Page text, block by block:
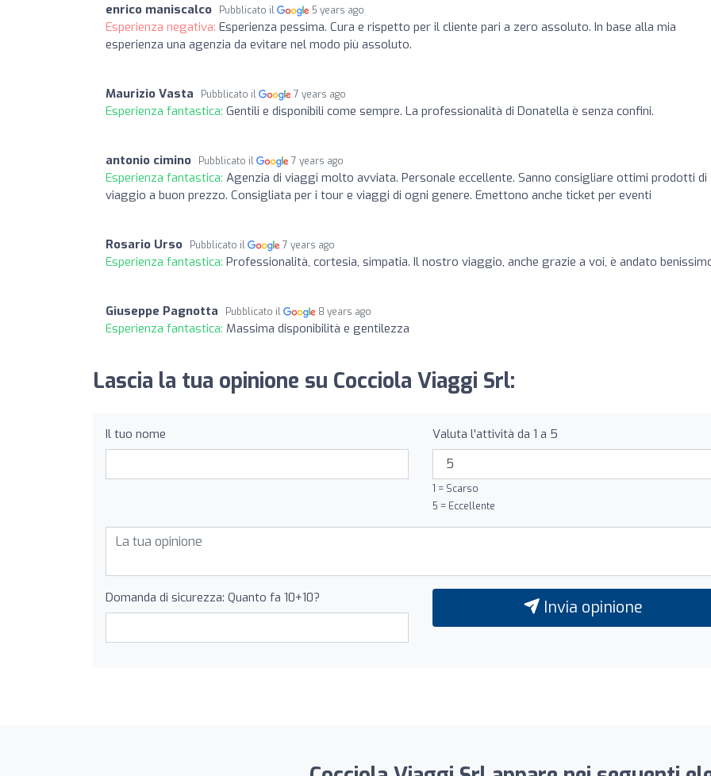
enrico maniscalco Pubblicato il 5 years ago
Esperienza negativa: Esperienza pessima. Cura e rispetto per il cliente pari a zero assoluto. In base alla mia
esperienza una agenzia da evitare nel modo più assoluto.
Maurizio Vasta Pubblicato il 7 years ago
Esperienza fantastica: Gentili e disponibili come sempre. La professionalità di Donatella è senza confini.
antonio cimino Pubblicato il 7 years ago
Esperienza fantastica: Agenzia di viaggi molto avviata. Personale eccellente. Sanno consigliare ottimi prodotti di
viaggio a buon prezzo. Consigliata per i tour e viaggi di ogni genere. Emettono anche ticket per eventi
Rosario Urso Pubblicato il 7 years ago
Esperienza fantastica: Professionalità, cortesia, simpatia. Il nostro viaggio, anche grazie a voi, è andato
Giuseppe Pagnotta Pubblicato il 8 years ago
Esperienza fantastica: Massima disponibilità e gentilezza
Lascia la tua opinione su Cocciola Viaggi Srl:
Il tuo nome Valuta l'attività da 1 a 5
1 = Scarso
5 = Eccellente
Domanda di sicurezza: Quanto fa 10+10? Invia opinione